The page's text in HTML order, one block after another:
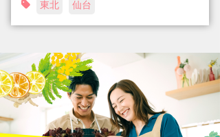
東北 仙台